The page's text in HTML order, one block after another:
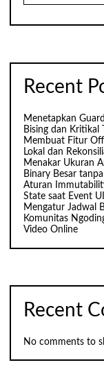
Recent
Menetapkan
Bising dan Kritikal
Membuat Fitur
Lokal dan
Menakar Ukuran
Binary Besar
Aturan
State saat Event
Mengatur Jadwal
Komunitas
Video Online
Recent
No comments to